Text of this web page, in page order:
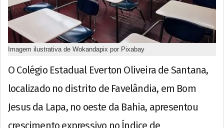
Imagem ilustrativa de Wokandapix por Pixabay
O Colégio Estadual Everton Oliveira de Santana,
localizado no distrito de Favelândia, em Bom
Jesus da Lapa, no oeste da Bahia, apresentou
crescimento expressivo no Índice de